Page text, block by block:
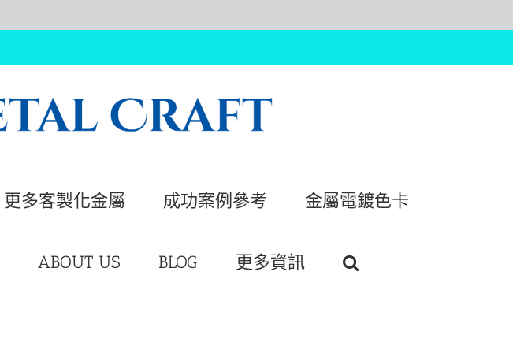
更多客製化金屬 成功案例參考 金屬電鍍色卡
ABOUT US BLOG 更多資訊